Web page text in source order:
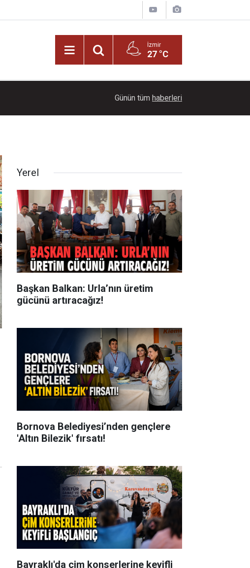
İzmir
27 °C
Dağların üzerinde mest eden manzara
Günün tüm haberleri
Yerel
Başkan Balkan: Urla’nın üretim
gücünü artıracağız!
Bornova Belediyesi’nden gençlere
'Altın Bilezik' fırsatı!
Bayraklı'da çim konserlerine keyifli